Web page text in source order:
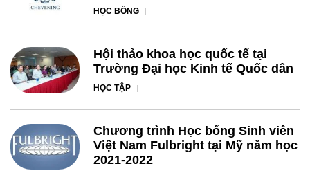
HỌC BỔNG
Hội thảo khoa học quốc tế tại
Trường Đại học Kinh tế Quốc dân
HỌC TẬP
Chương trình Học bổng Sinh viên
Việt Nam Fulbright tại Mỹ năm học
2021-2022